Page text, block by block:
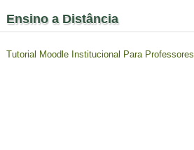
Ensino a Distância
Tutorial Moodle Institucional Para Professores